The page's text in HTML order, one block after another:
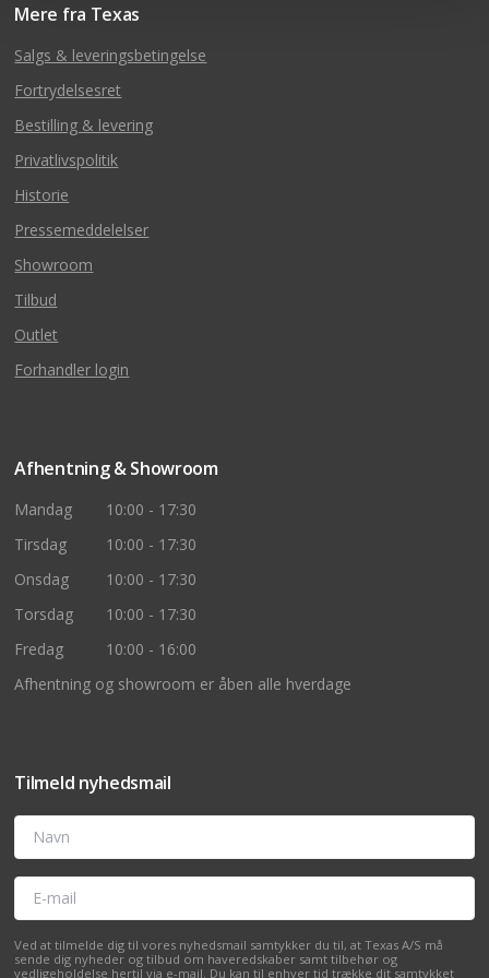
Mere fra Texas
Salgs & leveringsbetingelse
Fortrydelsesret
Bestilling & levering
Privatlivspolitik
Historie
Pressemeddelelser
Showroom
Tilbud
Outlet
Forhandler login
Afhentning & Showroom
Mandag
10:00 - 17:30
Tirsdag
10:00 - 17:30
Onsdag
10:00 - 17:30
Torsdag
10:00 - 17:30
Fredag
10:00 - 16:00
Afhentning og showroom er åben alle hverdage
Tilmeld nyhedsmail
Navn
E-mail
Ved at tilmelde dig til vores nyhedsmail samtykker du til, at Texas A/S må
sende dig nyheder og tilbud om haveredskaber samt tilbehør og
vedligeholdelse hertil via e-mail. Du kan til enhver tid trække dit samtykket